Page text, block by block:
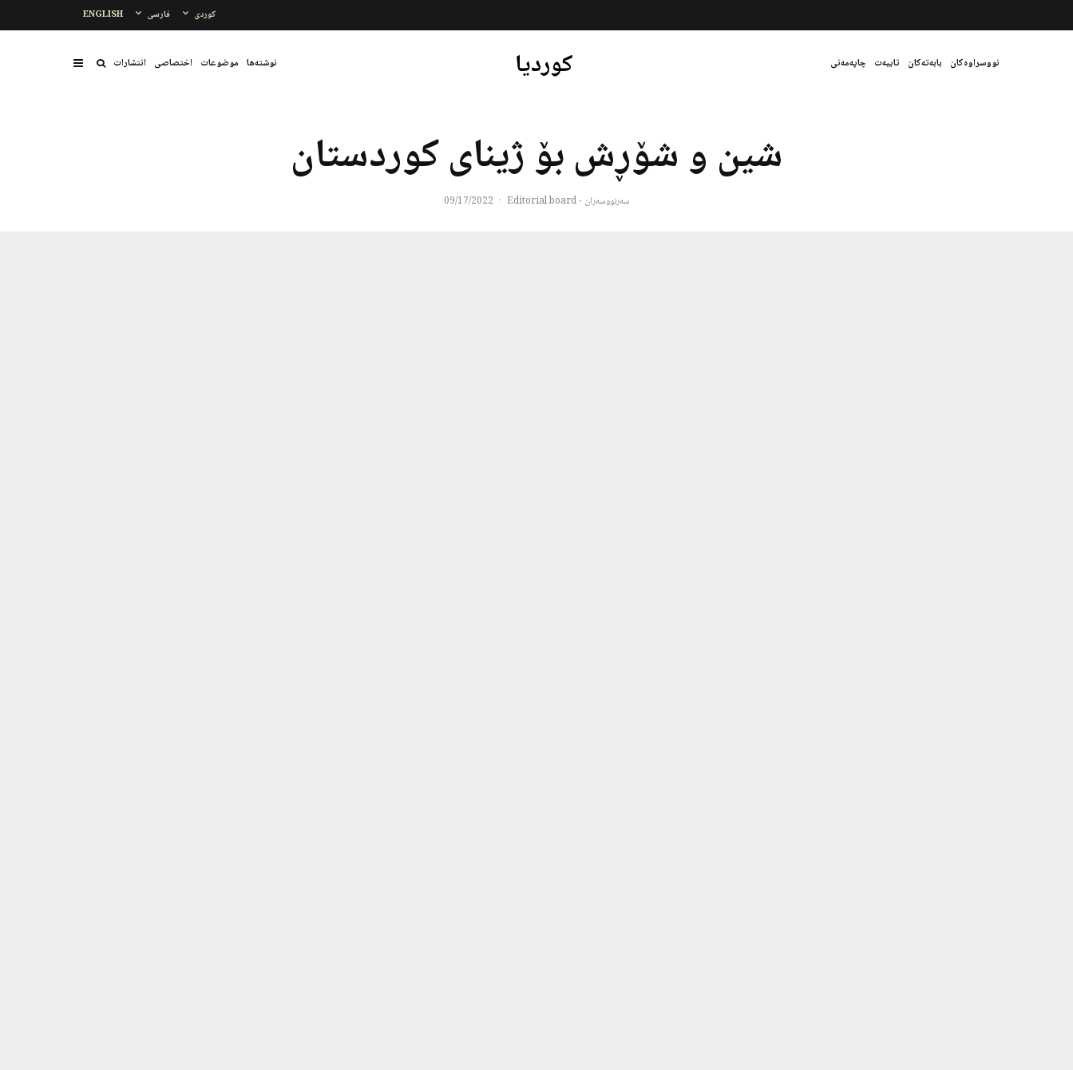
ENGLISH فارسی کوردی
نووسراوەکان بابەتەکان تایبەت چاپەمەنی کوردیا نوشتەها موضوعات اختصاصی انتشارات
شین و شۆڕش بۆ ژینای کوردستان
سەرنووسەران - Editorial board ·
09/17/2022